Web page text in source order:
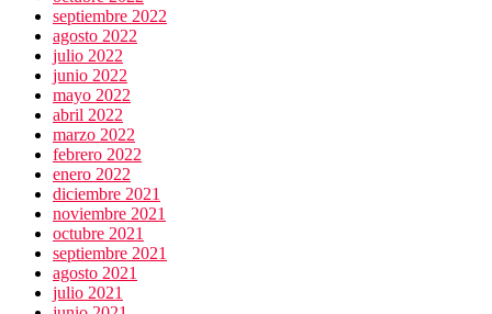
septiembre 2022
agosto 2022
julio 2022
junio 2022
mayo 2022
abril 2022
marzo 2022
febrero 2022
enero 2022
diciembre 2021
noviembre 2021
octubre 2021
septiembre 2021
agosto 2021
julio 2021